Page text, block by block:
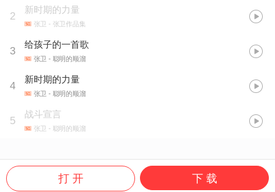
2
新时期的力量
张卫 - 张卫作品集
3
给孩子的一首歌
张卫 - 聪明的顺溜
4
新时期的力量
张卫 - 聪明的顺溜
5
战斗宣言
张卫 - 聪明的顺溜
打 开 下 载